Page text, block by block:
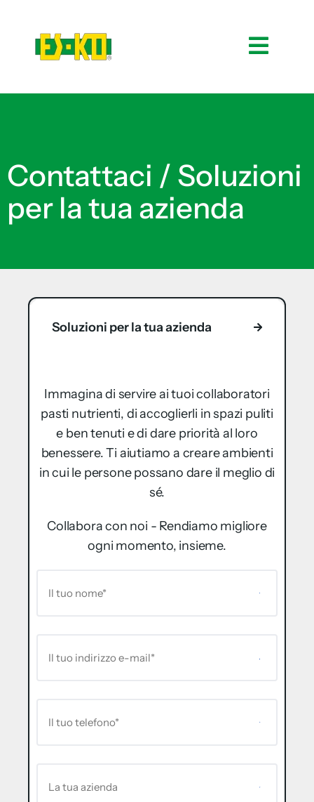
Contattaci / Soluzioni
per la tua azienda
Soluzioni per la tua azienda
Immagina di servire ai tuoi collaboratori
pasti nutrienti, di accoglierli in spazi puliti
e ben tenuti e di dare priorità al loro
benessere. Ti aiutiamo a creare ambienti
in cui le persone possano dare il meglio di
sé.
Collabora con noi - Rendiamo migliore
ogni momento, insieme.